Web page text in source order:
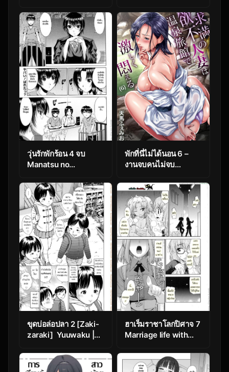
name is student
council president
Chuukurai ga Suki –
Ichika From The
Class Next Door ! –
Part 2
วุ่นรักพักร้อน 4 จบ
Manatsu no
พักที่นี่ไม่ได้นอน 6 –
งานจบคนไม่จบ
Yokkyuu Fuman no
Hitozuma wa Onsen
Ryokan de
Hageshiku Modaeru
Ch.6
ขุดบ่อล่อปลา 2 [Zaki-
zaraki] Yuuwaku |
ฮาเร็มราชาโลกปิศาจ 7
Marriage life with